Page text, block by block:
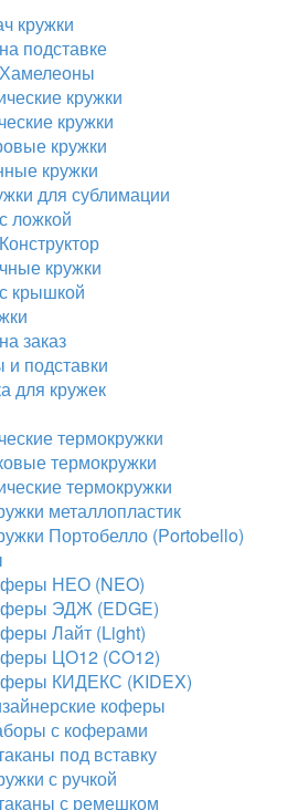
кружки
подставке
кружки
кружки
кружки
кружки
для сублимации
ложкой
кружки
крышкой
заказ
и подставки
для кружек
термокружки
термокружки
термокружки
металлопластик
Портобелло (Portobello)
НЕО (NEO)
ЭДЖ (EDGE)
Лайт (Light)
ЦО12 (CO12)
КИДЕКС (KIDEX)
коферы
с коферами
под вставку
с ручкой
с ремешком